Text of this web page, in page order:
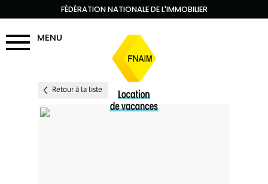
FÉDÉRATION NATIONALE DE L'IMMOBILIER
MENU
Retour à la liste